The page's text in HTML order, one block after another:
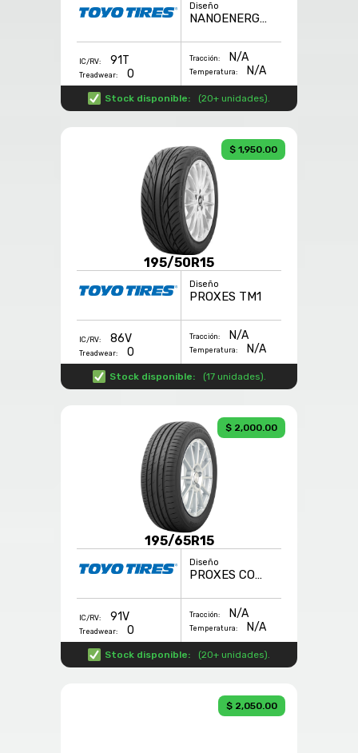
Diseño
NANOENERGY 3
IC/RV: 91T
Treadwear: 0
Tracción: N/A
Temperatura: N/A
Stock disponible: (20+ unidades).
$ 1,950.00
195/50R15
Diseño
PROXES TM1
IC/RV: 86V
Treadwear: 0
Tracción: N/A
Temperatura: N/A
Stock disponible: (17 unidades).
$ 2,000.00
195/65R15
Diseño
PROXES COMFORT
IC/RV: 91V
Treadwear: 0
Tracción: N/A
Temperatura: N/A
Stock disponible: (20+ unidades).
$ 2,050.00